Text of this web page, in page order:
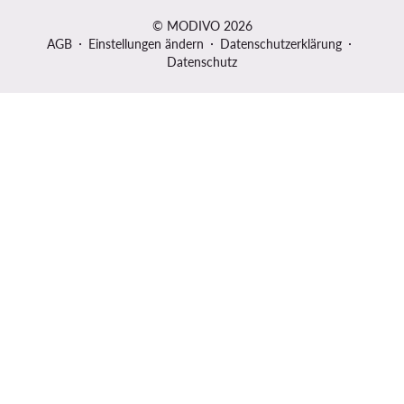
© MODIVO 2026
AGB
Einstellungen ändern
Datenschutzerklärung
Datenschutz